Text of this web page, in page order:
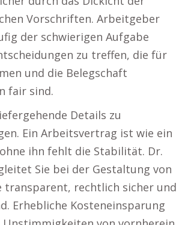
Vorschriften. Arbeitgeber
der schwierigen Aufgabe
zu treffen, die für
und die Belegschaft
fair sind.
Details zu
Ein Arbeitsvertrag ist wie ein
ihn fehlt die Stabilität. Dr.
Sie bei der Gestaltung von
transparent, rechtlich sicher und
Erhebliche Kosteneinsparung